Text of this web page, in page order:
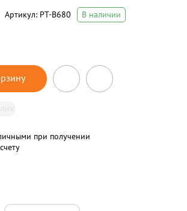
Артикул: PT-B680 В наличии
при получении